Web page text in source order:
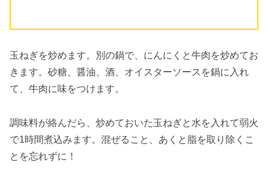
玉ねぎを炒めます。別の鍋で、にんにくと牛肉を炒めてお
きます。砂糖、醤油、酒、オイスターソースを鍋に入れ
て、牛肉に味をつけます。
調味料が絡んだら、炒めておいた玉ねぎと水を入れて弱火
で1時間煮込みます。混ぜること、あくと脂を取り除くこ
とを忘れずに！